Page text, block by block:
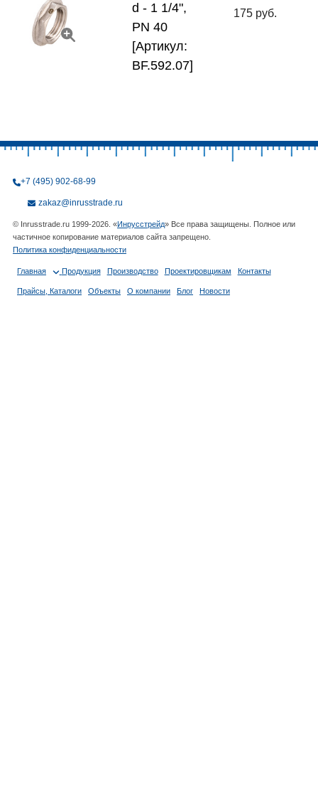
d - 1 1/4",
PN 40
[Артикул:
BF.592.07]
175 руб.
+7 (495) 902-68-99
zakaz@inrusstrade.ru
© Inrusstrade.ru 1999-2026. «Инрусстрейд» Все права защищены. Полное или
частичное копирование материалов сайта запрещено.
Политика конфиденциальности
Главная Продукция Производство Проектировщикам Контакты
Прайсы, Каталоги Объекты О компании Блог Новости